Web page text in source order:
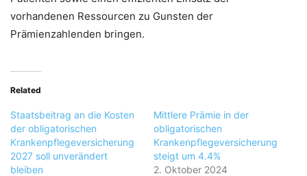
vorhandenen Ressourcen zu Gunsten der
Prämienzahlenden bringen.
Related
Staatsbeitrag an die Kosten
der obligatorischen
Krankenpflegeversicherung
2027 soll unverändert
bleiben
Mittlere Prämie in der
obligatorischen
Krankenpflegeversicherung
steigt um 4.4%
2. Oktober 2024